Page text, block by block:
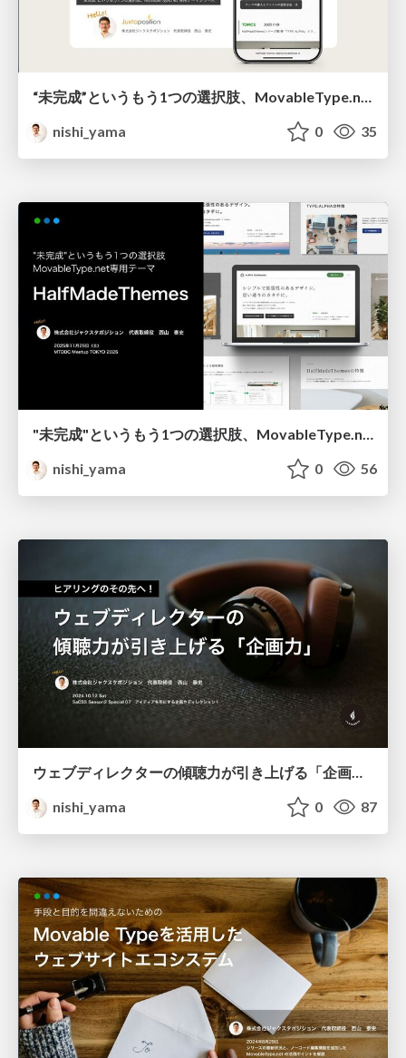
“未完成”というもう1つの選択肢、MovableType.net 専用テーマシリーズ HalfMadeThemes
nishi_yama
0 35
"未完成"というもう1つの選択肢、MovableType.net専用テーマ「HalfMadeThemes」
nishi_yama
0 56
ウェブディレクターの傾聴力が引き上げる「企画力」
nishi_yama
0 87